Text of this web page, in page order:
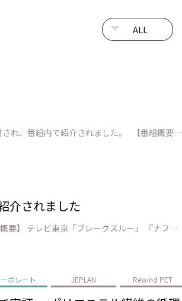
山口県が推進する「GX戦略地域」に進出を目指す企業として、JEPLANグループの取り組みが山口放送に取材され、番組内で紹介されました。 【番組概要】 番組情報：山口放送「kry news every.」（山口県ローカルニュース） 放送日時：2026年7月2日（木）18:15～ 特集テーマ：【GX戦略地域】…
介されました
テレビ東京「ブレークスルー」で、当社独自PETケミカルリサイクル技術について紹介されました。 【番組概要】 テレビ東京「ブレークスルー」 『ナフサ不足に挑むリサイクル技術 プラごみを何度でもリサイクル』 https://www.tv-tokyo.co.jp/broad_tvtokyo/program/de…
ポレート JEPLAN Rewind PET